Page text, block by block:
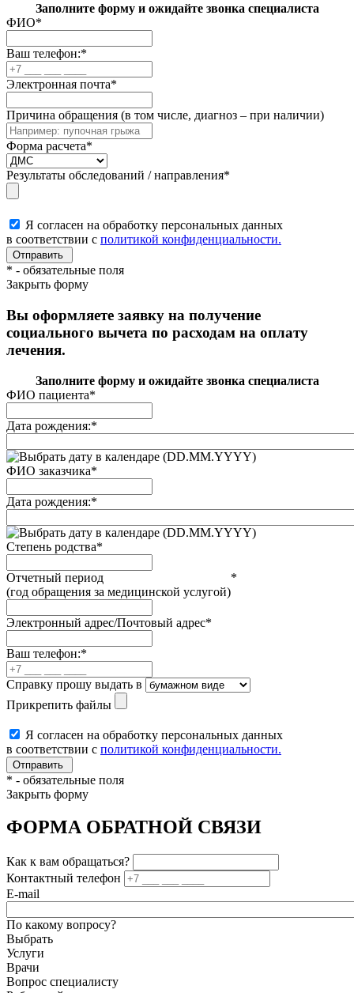
Заполните форму и ожидайте звонка специалиста
ФИО*
Ваш телефон:*
Электронная почта*
Причина обращения (в том числе, диагноз – при наличии)
Форма расчета*
Результаты обследований / направления*
Я согласен на обработку персональных данных
в соответствии с политикой конфиденциальности.
* - обязательные поля
Закрыть форму
Вы оформляете заявку на получение
социального вычета по расходам на оплату
лечения.
Заполните форму и ожидайте звонка специалиста
ФИО пациента*
Дата рождения:*
(DD.MM.YYYY)
ФИО заказчика*
Дата рождения:*
(DD.MM.YYYY)
Степень родства*
Отчетный период
(год обращения за медицинской услугой)
*
Электронный адрес/Почтовый адрес*
Ваш телефон:*
Справку прошу выдать в
Прикрепить файлы
Я согласен на обработку персональных данных
в соответствии с политикой конфиденциальности.
* - обязательные поля
Закрыть форму
ФОРМА ОБРАТНОЙ СВЯЗИ
Как к вам обращаться?
Контактный телефон
E-mail
По какому вопросу?
Выбрать
Услуги
Врачи
Вопрос специалисту